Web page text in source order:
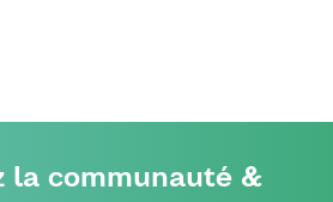
la communauté &